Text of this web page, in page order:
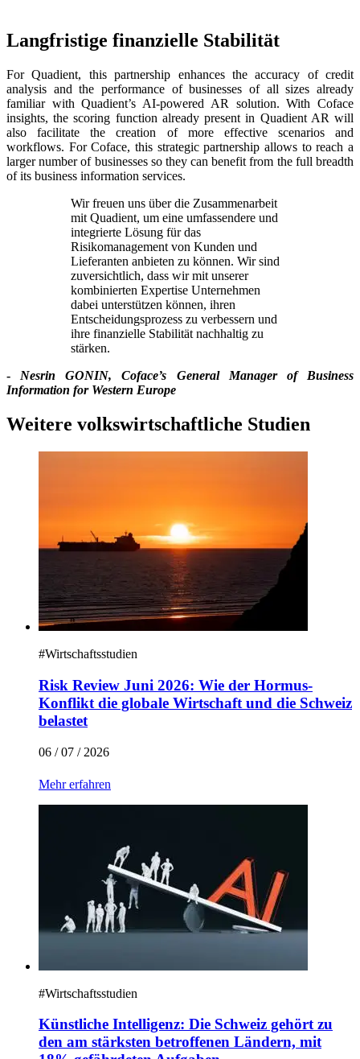
Langfristige finanzielle Stabilität
For Quadient, this partnership enhances the accuracy of credit
analysis and the performance of businesses of all sizes already
familiar with Quadient’s AI-powered AR solution. With Coface
insights, the scoring function already present in Quadient AR will
also facilitate the creation of more effective scenarios and
workflows. For Coface, this strategic partnership allows to reach a
larger number of businesses so they can benefit from the full breadth
of its business information services.
Wir freuen uns über die Zusammenarbeit
mit Quadient, um eine umfassendere und
integrierte Lösung für das
Risikomanagement von Kunden und
Lieferanten anbieten zu können. Wir sind
zuversichtlich, dass wir mit unserer
kombinierten Expertise Unternehmen
dabei unterstützen können, ihren
Entscheidungsprozess zu verbessern und
ihre finanzielle Stabilität nachhaltig zu
stärken.
- Nesrin GONIN, Coface’s General Manager of Business
Information for Western Europe
Weitere volkswirtschaftliche Studien
#Wirtschaftsstudien
Risk Review Juni 2026: Wie der Hormus-
Konflikt die globale Wirtschaft und die Schweiz
belastet
06 / 07 / 2026
Mehr erfahren
#Wirtschaftsstudien
Künstliche Intelligenz: Die Schweiz gehört zu
den am stärksten betroffenen Ländern, mit